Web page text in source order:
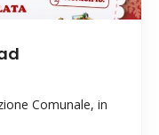
Comunale, in